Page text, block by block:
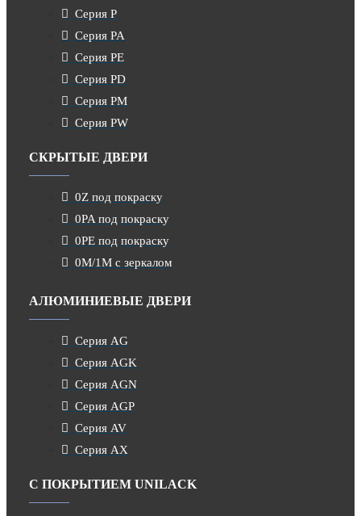
Серия P
Серия PA
Серия PE
Серия PD
Серия PM
Серия PW
СКРЫТЫЕ ДВЕРИ
0Z под покраску
0PA под покраску
0PE под покраску
0M/1M с зеркалом
АЛЮМИНИЕВЫЕ ДВЕРИ
Серия AG
Серия AGK
Серия AGN
Серия AGP
Серия AV
Серия AX
С ПОКРЫТИЕМ UNILACK